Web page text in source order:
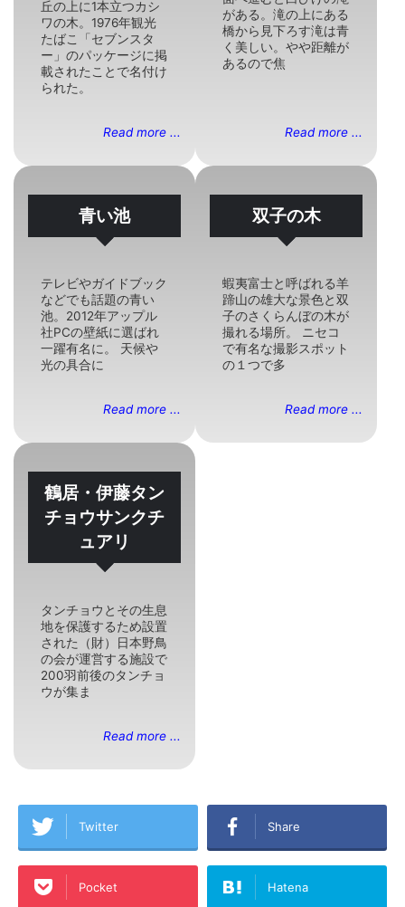
丘の上に1本立つカシ
ワの木。1976年観光
たばこ「セブンスタ
ー」のパッケージに掲
載されたことで名付け
られた。
Read more ...
がある。滝の上にある
橋から見下ろす滝は青
く美しい。やや距離が
あるので焦
Read more ...
青い池
テレビやガイドブック
などでも話題の青い
池。2012年アップル
社PCの壁紙に選ばれ
一躍有名に。 天候や
光の具合に
Read more ...
双子の木
蝦夷富士と呼ばれる羊
蹄山の雄大な景色と双
子のさくらんぼの木が
撮れる場所。 ニセコ
で有名な撮影スポット
の１つで多
Read more ...
鶴居・伊藤タン
チョウサンクチ
ュアリ
タンチョウとその生息
地を保護するため設置
された（財）日本野鳥
の会が運営する施設で
200羽前後のタンチョ
ウが集ま
Read more ...
Twitter Share
Pocket Hatena